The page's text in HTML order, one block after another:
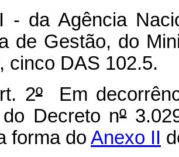
de Gestão, do
cinco DAS 102.5.
2ºEm
Decreto nº
forma do Anexo II